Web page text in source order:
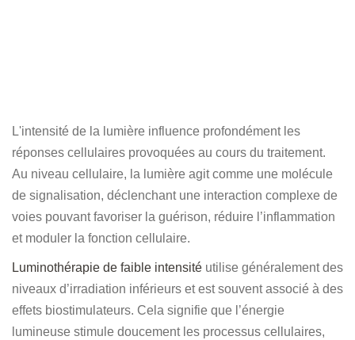
L'intensité de la lumière influence profondément les
réponses cellulaires provoquées au cours du traitement.
Au niveau cellulaire, la lumière agit comme une molécule
de signalisation, déclenchant une interaction complexe de
voies pouvant favoriser la guérison, réduire l’inflammation
et moduler la fonction cellulaire.
Luminothérapie de faible intensité utilise généralement des
niveaux d’irradiation inférieurs et est souvent associé à des
effets biostimulateurs. Cela signifie que l’énergie
lumineuse stimule doucement les processus cellulaires,